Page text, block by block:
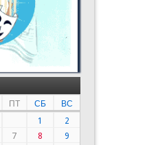
ПТ СБ
ВС
1
2
7 8
9